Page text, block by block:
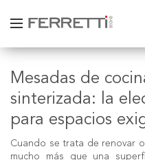
Mesadas de
sinterizada: la
para espacios
Cuando se trata de renovar
mucho más que una